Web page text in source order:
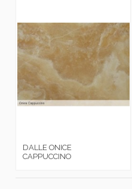
DALLE ONICE
CAPPUCCINO